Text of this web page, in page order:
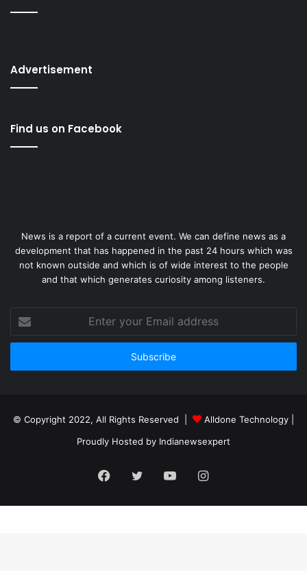
Advertisement
Find us on Facebook
News is a report of a current event. We can define news as a
development that has happened in the past 24 hours which was
not known outside and which is of wide interest to the people
and that which generates curiosity among listeners.
your
Email
© Copyright 2022, All Rights Reserved | Alldone Technology
Proudly Hosted by Indianewsexpert
Facebook
Twitter YouTubeInstagram